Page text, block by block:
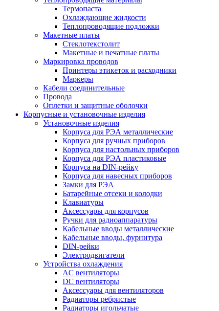
Термопаста
Охлаждающие жидкости
Теплопроводящие подложки
Макетные платы
Стеклотекстолит
Макетные и печатные платы
Маркировка проводов
Принтеры этикеток и расходники
Маркеры
Кабели соединительные
Провода
Оплетки и защитные оболочки
Корпусные и установочные изделия
Установочные изделия
Корпуса для РЭА металлические
Корпуса для ручных приборов
Корпуса для настольных приборов
Корпуса для РЭА пластиковые
Корпуса на DIN-рейку
Корпуса для навесных приборов
Замки для РЭА
Батарейные отсеки и колодки
Клавиатуры
Аксессуары для корпусов
Ручки для радиоаппаратуры
Кабельные вводы металлические
Кабельные вводы, фурнитура
DIN-рейки
Электродвигатели
Устройства охлаждения
AC вентиляторы
DC вентиляторы
Аксессуары для вентиляторов
Радиаторы ребристые
Радиаторы игольчатые